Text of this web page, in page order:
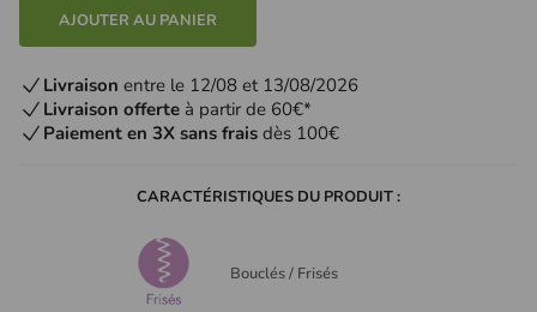
AJOUTER AU PANIER
Livraison entre le 12/08 et 13/08/2026
Livraison offerte à partir de 60€*
Paiement en 3X sans frais dès 100€
CARACTÉRISTIQUES DU PRODUIT :
Bouclés / Frisés